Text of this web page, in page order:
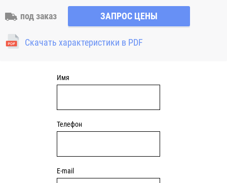
обозначением 2RS 2RS1 2RSH 2RSR имеют с обеих сторон
контактные уплотнения из бутадиен-нитрильного каучука
(NBR) и пригодны для средних частот вращения. Также
поставляются подшипники с бесконтактными
под заказ ЗАПРОС ЦЕНЫ
Скачать характеристики в PDF
Имя
Телефон
E-mail